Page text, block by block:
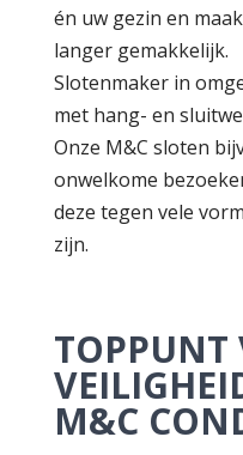
én uw gezin en
langer gemakkelijk.
Slotenmaker in
met hang- en
Onze M&C sloten
onwelkome
deze tegen vele
zijn.
TOPPUNT
M&C